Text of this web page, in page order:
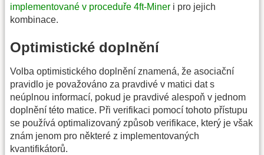
implementované v proceduře 4ft-Miner i pro jejich
kombinace.
Optimistické doplnění
Volba optimistického doplnění znamená, že asociační
pravidlo je považováno za pravdivé v matici dat s
neúplnou informací, pokud je pravdivé alespoň v jednom
doplnění této matice. Při verifikaci pomocí tohoto přístupu
se používá optimalizovaný způsob verifikace, který je však
znám jenom pro některé z implementovaných
kvantifikátorů.